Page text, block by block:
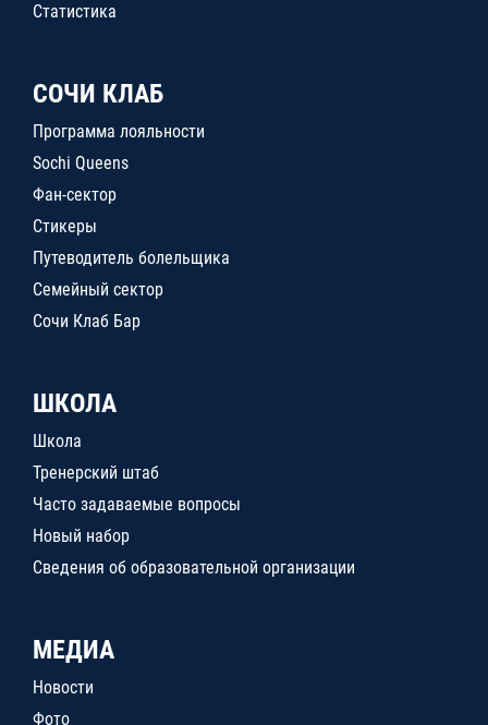
Статистика
СОЧИ КЛАБ
Программа лояльности
Sochi Queens
Фан-сектор
Стикеры
Путеводитель болельщика
Семейный сектор
Сочи Клаб Бар
ШКОЛА
Школа
Тренерский штаб
Часто задаваемые вопросы
Новый набор
Сведения об образовательной организации
МЕДИА
Новости
Фото